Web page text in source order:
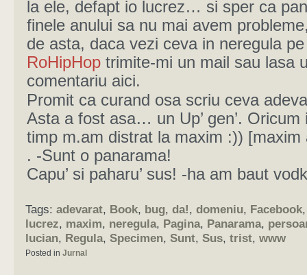
la ele, defapt io lucrez… si sper ca
finele anului sa nu mai avem
de asta, daca vezi ceva in neregula pe
RoHipHoptrimite-mi un mail sau lasa
comentariu aici.
Promit ca curand osa scriu ceva
Asta a fost asa… un Up’ gen’. Oricum
timp m.am distrat la maxim :)) [maxim
. -Sunt o panarama!
Capu’ si paharu’ sus! -ha am baut
Tags: adevarat, Book, bug, da!, domeniu, Facebook
lucrez, maxim, neregula, Pagina, Panarama,
lucian, Regula, Specimen, Sunt, Sus, trist, www
Posted in Jurnal